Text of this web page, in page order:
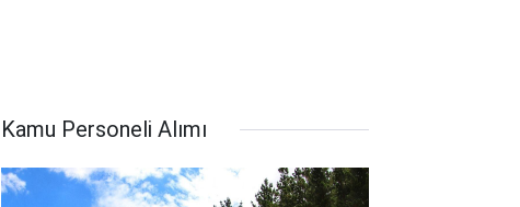
Kamu Personeli Alımı